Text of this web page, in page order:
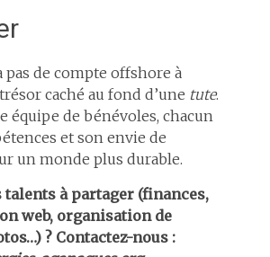
pas de compte offshore à
caché au fond d’une tute.
équipe de bénévoles, chacun
et son envie de
un monde plus durable.
talents à partager (finances,
web, organisation de
? Contactez-nous :